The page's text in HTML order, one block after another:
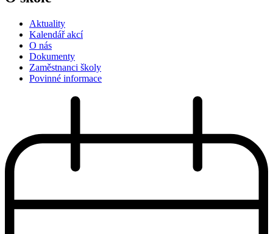
Aktuality
Kalendář akcí
O nás
Dokumenty
Zaměstnanci školy
Povinné informace